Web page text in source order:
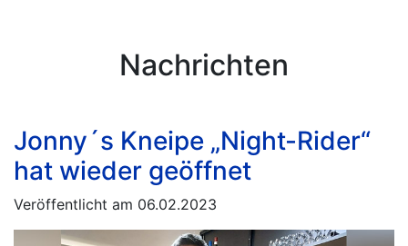
Nachrichten
Jonny´s Kneipe „Night-Rider“
hat wieder geöffnet
Veröffentlicht am 06.02.2023